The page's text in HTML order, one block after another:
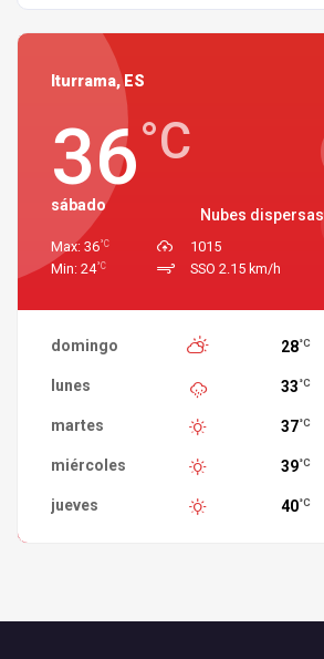
Iturrama, ES
36°C
Nubes dispersas
sábado
Max: 36°C
Min: 24°C
1015
SSO 2.15 km/h
domingo 28°C
lunes 33 °C
martes 37°C
miércoles 39°C
jueves 40°C